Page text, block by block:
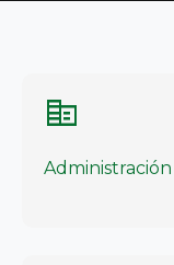
corporate_fare